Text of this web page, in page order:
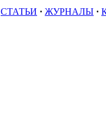
СТАТЬИ · ЖУРНАЛЫ ·